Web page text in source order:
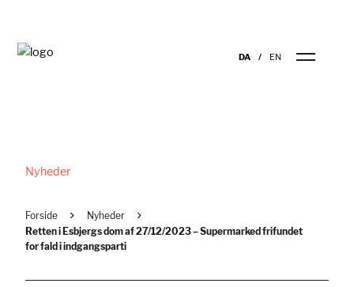
DA EN
Nyheder
Forside
Nyheder
Retten i Esbjergs dom af 27/12/2023 – Supermarked frifundet
for fald i indgangsparti